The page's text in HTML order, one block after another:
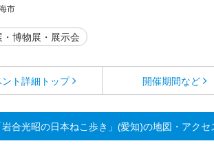
市
・博物展・展示会
ト詳細 トップ 開催期間など
合光昭の日本ねこ歩き」(愛知)の地図・アクセ